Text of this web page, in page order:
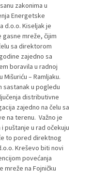
zakonima u
Energetske
d.o.o. Kiseljak je
mreže, čijim
sa direktorom
zajedno sa
boravila u radnoj
– Ramljaku.
sastanak u pogledu
distributivne
zajedno na čelu sa
na terenu. Važno je
puštanje u rad očekuju
to pored direktnog
Kreševo biti novi
povećanja
mreže na Fojničku